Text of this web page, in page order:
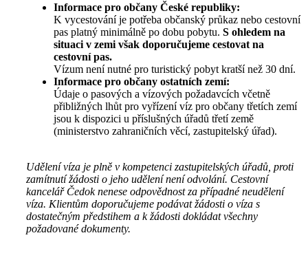
Informace pro občany České republiky:
K vycestování je potřeba občanský průkaz nebo cestovní
pas platný minimálně po dobu pobytu. S ohledem na
situaci v zemi však doporučujeme cestovat na
cestovní pas.
Vízum není nutné pro turistický pobyt kratší než 30 dní.
Informace pro občany ostatních zemí:
Údaje o pasových a vízových požadavcích včetně
přibližných lhůt pro vyřízení víz pro občany třetích zemí
jsou k dispozici u příslušných úřadů třetí země
(ministerstvo zahraničních věcí, zastupitelský úřad).
Udělení víza je plně v kompetenci zastupitelských úřadů, proti
zamítnutí žádosti o jeho udělení není odvolání. Cestovní
kancelář Čedok nenese odpovědnost za případné neudělení
víza. Klientům doporučujeme podávat žádosti o víza s
dostatečným předstihem a k žádosti dokládat všechny
požadované dokumenty.